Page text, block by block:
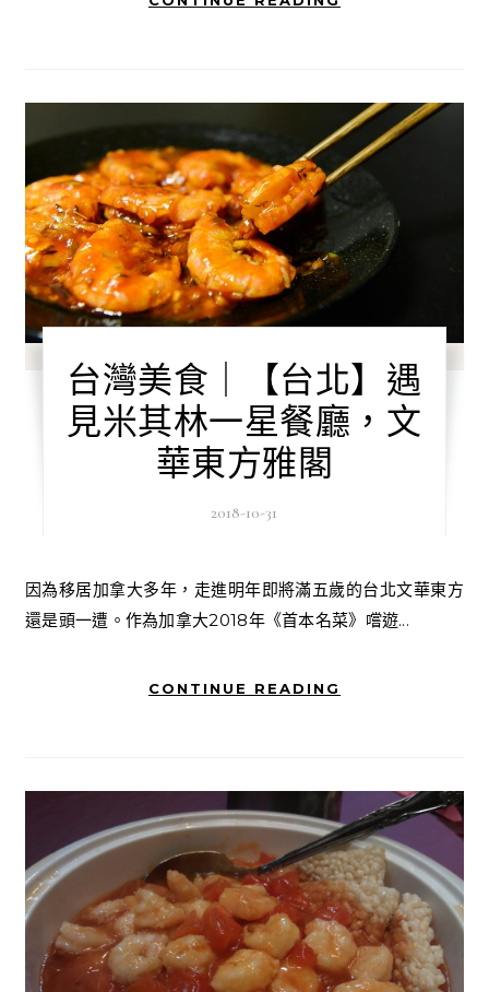
台灣美食｜【台北】遇
見米其林一星餐廳，文
華東方雅閣
2018-10-31
因為移居加拿大多年，走進明年即將滿五歲的台北文華東方
還是頭一遭。作為加拿大2018年《首本名菜》嚐遊...
CONTINUE READING